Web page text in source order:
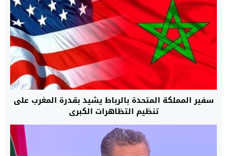
سفير المملكة المتحدة بالرباط يشيد بقدرة المغرب على
تنظيم التظاهرات الكبرى